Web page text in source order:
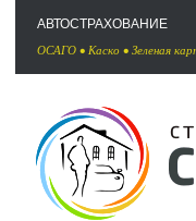
АВТОСТРАХОВАНИЕ
ОСАГО • Каско • Зеленая